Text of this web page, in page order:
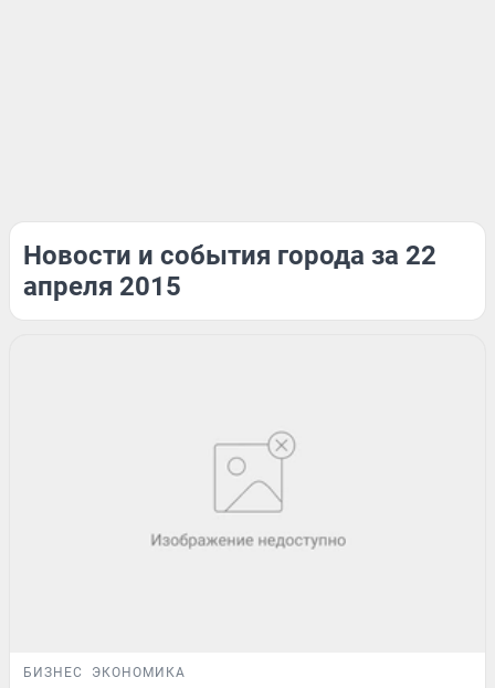
Новости и события города за 22
апреля 2015
БИЗНЕС ЭКОНОМИКА